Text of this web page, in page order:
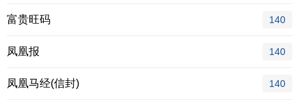
富贵旺码 140
凤凰报 140
凤凰马经(信封) 140